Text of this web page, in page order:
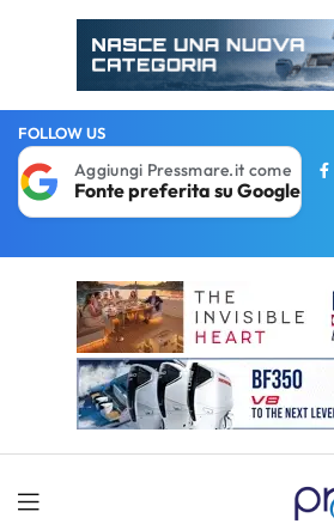
FOLLOW US
Aggiungi Pressmare.it come
Fonte preferita su Google